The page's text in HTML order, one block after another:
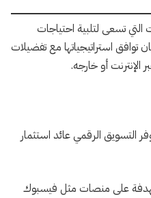
تسعى لتلبية احتياجات
استراتيجياتها مع تفضيلات
الإنترنت أو خارجه.
التسويق الرقمي عائد استثمار
على منصات مثل فيسبوك